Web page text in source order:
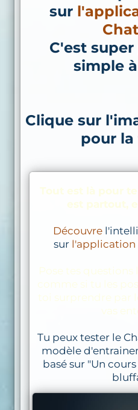
sur
C'est
simple
Clique sur
pour la
Tout est là pour
est partout,
Découvre
sur l'application
Pose tes questions
comme si tu les
toi surprendre par
vas
Tu peux tester le
modèle
basé sur "Un